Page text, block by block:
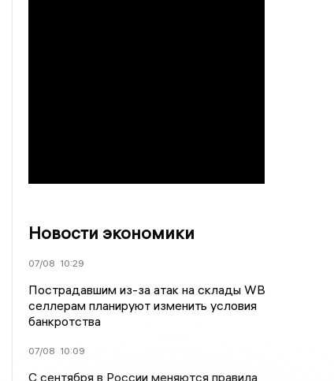
Новости экономики
07/08 10:29
Пострадавшим из-за атак на склады WВ
селлерам планируют изменить условия
банкротства
07/08 10:09
С сентября в России меняются правила